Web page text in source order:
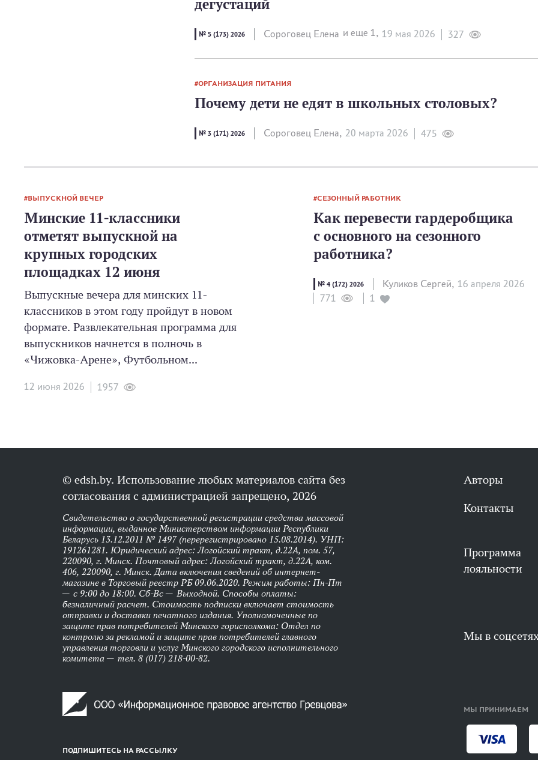
дегустаций
№ 5 (173) 2026 Сороговец Елена и еще 1, 19 мая 2026 327
ОРГАНИЗАЦИЯ ПИТАНИЯ
Почему дети не едят в школьных столовых?
№ 3 (171) 2026 Сороговец Елена, 20 мартa 2026 475
ВЫПУСКНОЙ ВЕЧЕР
Минские 11-классники
отметят выпускной на
крупных городских
площадках 12 июня
Выпускные вечера для минских 11-
классников в этом году пройдут в новом
формате. Развлекательная программа для
выпускников начнется в полночь в
«Чижовка-Арене», Футбольном...
12 июня 2026 1957
СЕЗОННЫЙ РАБОТНИК
Как перевести гардеробщика
с основного на сезонного
работника?
№ 4 (172) 2026 Куликов Сергей, 16 апреля 2026
771
1
© edsh.by. Использование любых материалов сайта без
согласования с администрацией запрещено, 2026
Свидетельство о государственной регистрации средства массовой
информации, выданное Министерством информации Республики
Беларусь 13.12.2011 № 1497 (перерегистрировано 15.08.2014). УНП:
191261281. Юридический адрес: Логойский тракт, д.22А, пом. 57,
220090, г. Минск. Почтовый адрес: Логойский тракт, д.22А, ком.
406, 220090, г. Минск. Дата включения сведений об интернет-
магазине в Торговый реестр РБ 09.06.2020. Режим работы: Пн-Пт
— с 9:00 до 18:00. Сб-Вс — Выходной. Способы оплаты:
безналичный расчет. Стоимость подписки включает стоимость
отправки и доставки печатного издания. Уполномоченные по
защите прав потребителей Минского горисполкома: Отдел по
контролю за рекламой и защите прав потребителей главного
управления торговли и услуг Минского городского исполнительного
комитета — тел. 8 (017) 218-00-82.
ПОДПИШИТЕСЬ НА РАССЫЛКУ
Авторы
Контакты
Программа
лояльности
Мы в
МЫ ПРИНИМАЕМ